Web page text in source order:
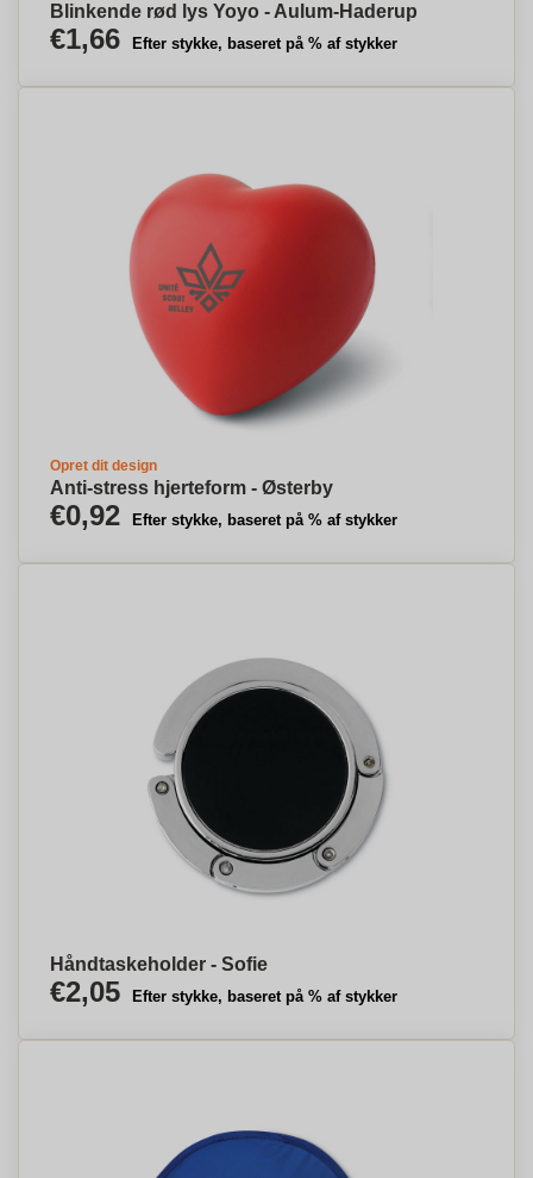
Blinkende rød lys Yoyo - Aulum-Haderup
€1,66 Efter stykke, baseret på % af stykker
Opret dit design
Anti-stress hjerteform - Østerby
€0,92 Efter stykke, baseret på % af stykker
Håndtaskeholder - Sofie
€2,05 Efter stykke, baseret på % af stykker